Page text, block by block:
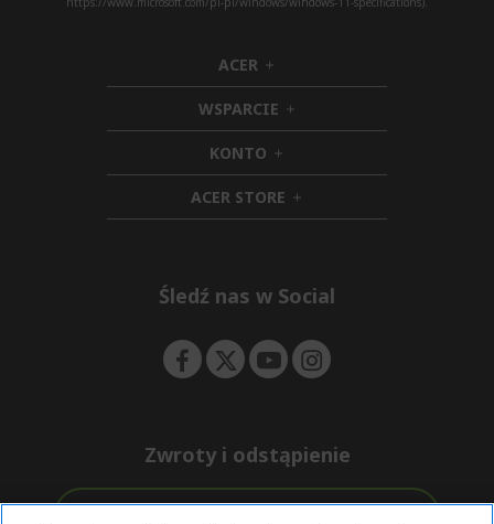
ACER h
i
d
d
e
n
WSPARCIE h
i
d
e
n
KONTO h
i
d
d
ACER STORE h
i
e
Śledź nas w Social
Zwroty i odstąpienie